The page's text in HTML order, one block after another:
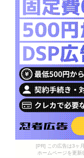
[PR] この広告は3ヶ
ホームページを更